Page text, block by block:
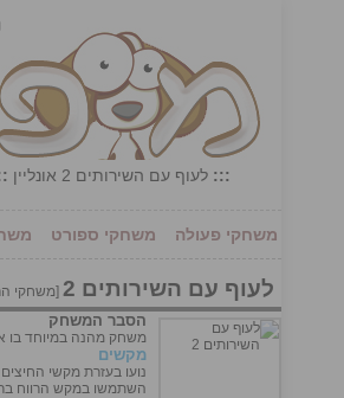
:::לעוף עם השירותים 2 אונליין
משחקי פעולה משחקי ספורט
לעוף עם השירותים 2 [משחקי
הסבר המשחק
משחק מהנה במיוחד בו
מקשים
נועו בעזרת מקשי החיצים
השתמשו במקש הרווח